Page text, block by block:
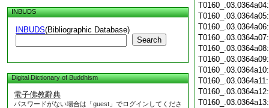
INBUDS
INBUDS(Bibliographic Database)
Search
Digital Dictionary of Buddhism
電子佛教辭典
パスワードがない場合は「guest」でログインしてくださ